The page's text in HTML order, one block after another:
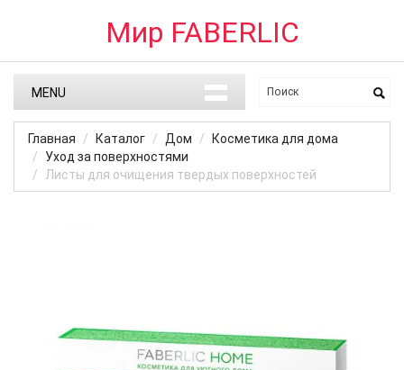
Мир FABERLIC
MENU
Главная Каталог Дом
Косметика для дома
Уход за поверхностями
Листы для очищения твердых поверхностей